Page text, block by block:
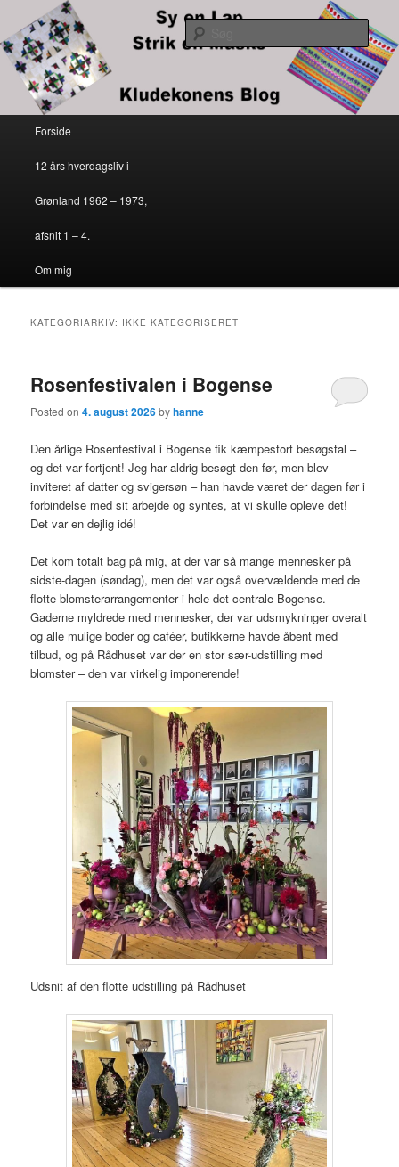
Sy en lap – strik en maske
Kludekonens blog
Søg
Fortsæt til primært indhold
Fortsæt til sekundært indhold
Forside
12 års hverdagsliv i
Grønland 1962 – 1973,
afsnit 1 – 4.
Om mig
KATEGORIARKIV: IKKE KATEGORISERET
Rosenfestivalen i Bogense
Posted on4. august 2026byhanne
Den årlige Rosenfestival i Bogense fik kæmpestort besøgstal –
og det var fortjent! Jeg har aldrig besøgt den før, men blev
inviteret af datter og svigersøn – han havde været der dagen før i
forbindelse med sit arbejde og syntes, at vi skulle opleve det!
Det var en dejlig idé!
Det kom totalt bag på mig, at der var så mange mennesker på
sidste-dagen (søndag), men det var også overvældende med de
flotte blomsterarrangementer i hele det centrale Bogense.
Gaderne myldrede med mennesker, der var udsmykninger overalt
og alle mulige boder og caféer, butikkerne havde åbent med
tilbud, og på Rådhuset var der en stor sær-udstilling med
blomster – den var virkelig imponerende!
Udsnit af den flotte udstilling på Rådhuset